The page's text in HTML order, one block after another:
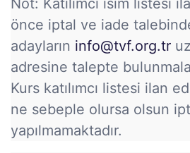
Not: Katılımcı isim listesi
önce iptal ve iade
adayların info@tvf.org.tr
adresine talepte
Kurs katılımcı listesi ilan
ne sebeple olursa olsun
yapılmamaktadır.